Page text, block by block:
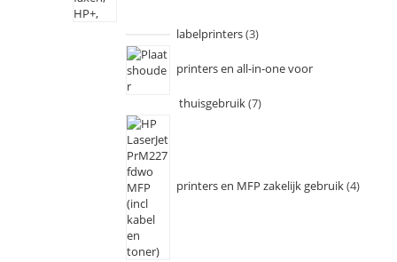
labelprinters 3
printers en all-in-one voor
thuisgebruik 7
printers en MFP zakelijk gebruik 4